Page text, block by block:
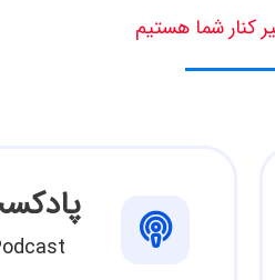
کنار شما هستیم